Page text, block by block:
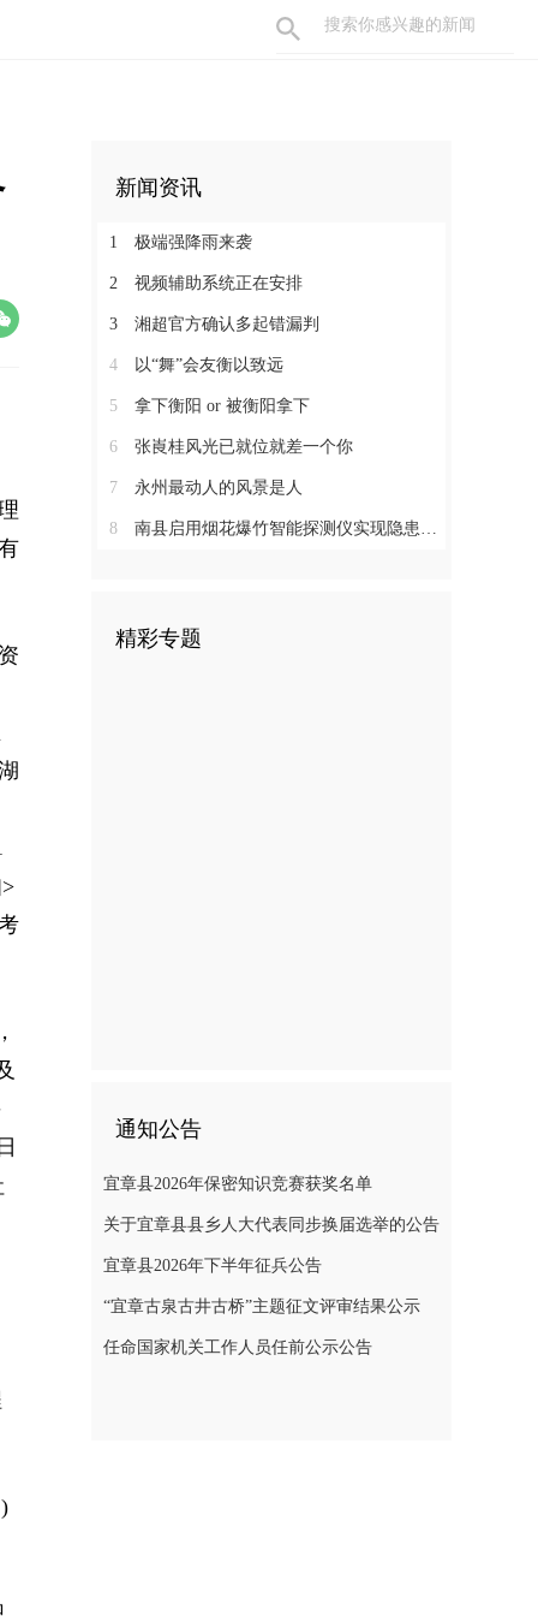
新闻资讯
1 极端强降雨来袭
2 视频辅助系统正在安排
3 湘超官方确认多起错漏判
4 以“舞”会友衡以致远
5 拿下衡阳 or 被衡阳拿下
6 张崀桂风光已就位就差一个你
7 永州最动人的风景是人
8 南县启用烟花爆竹智能探测仪实现隐患早发现 快定位 闭环式整治
精彩专题
通知公告
宜章县2026年保密知识竞赛获奖名单
关于宜章县县乡人大代表同步换届选举的公告
宜章县2026年下半年征兵公告
“宜章古泉古井古桥”主题征文评审结果公示
任命国家机关工作人员任前公示公告